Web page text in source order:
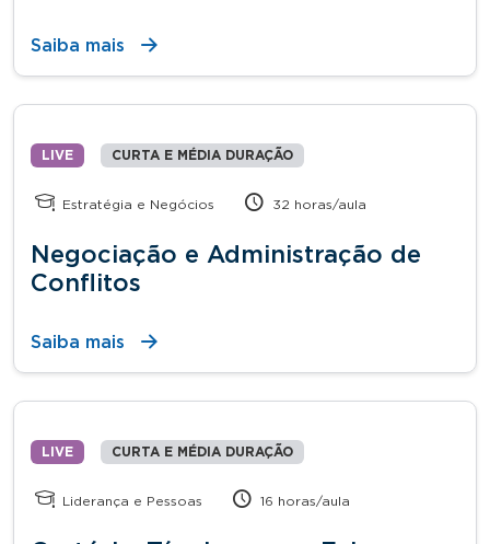
Saiba mais
LIVE CURTA E MÉDIA DURAÇÃO
Estratégia e Negócios 32 horas/aula
Negociação e Administração de
Conflitos
Saiba mais
LIVE CURTA E MÉDIA DURAÇÃO
Liderança e Pessoas 16 horas/aula